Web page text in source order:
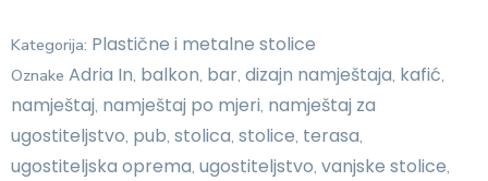
Kategorija: Plastične i metalne stolice
Oznake Adria In, balkon, bar, dizajn namještaja, kafić,
namještaj, namještaj po mjeri, namještaj za
ugostiteljstvo, pub, stolica, stolice, terasa,
ugostiteljska oprema, ugostiteljstvo, vanjske stolice,